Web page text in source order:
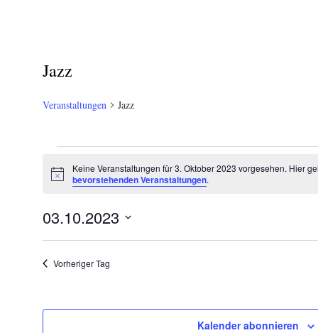
Jazz
Veranstaltungen Jazz
für
3.
Oktober
2023
Hinweis
Keine Veranstaltungen für 3. Oktober 2023 vorgesehen. Hier
bevorstehenden Veranstaltungen.
03.10.2023
Vorheriger Tag
Kalender abonnieren